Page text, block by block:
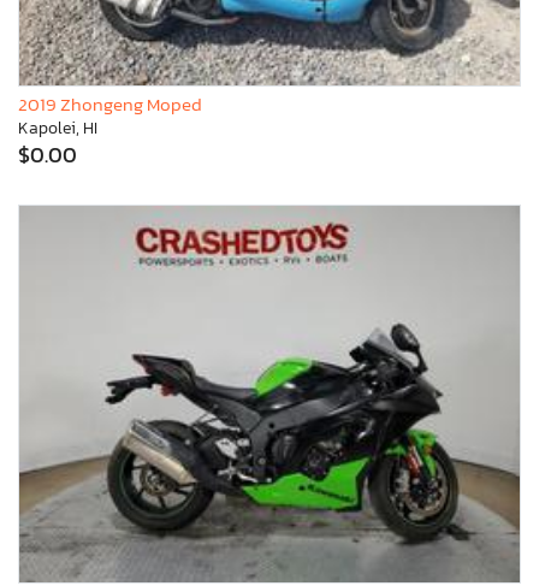
2019 Zhongeng Moped
Kapolei, HI
$0.00